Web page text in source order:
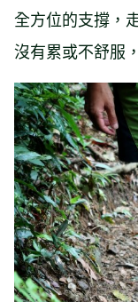
全方位的支撐，
沒有累或不舒服